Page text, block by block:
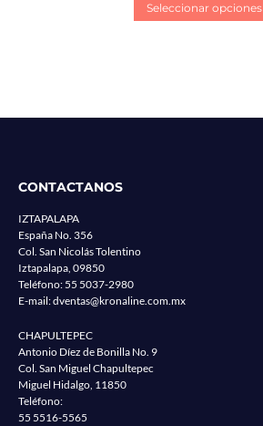
Seleccionar opciones
CONTACTANOS
IZTAPALAPA
España No. 356
Col. San Nicolás Tolentino
Iztapalapa, 09850
Teléfono:55 5037-2980
E-mail:dventas@kronaline.com.mx
CHAPULTEPEC
Antonio Díez de Bonilla No. 9
Col. San Miguel Chapultepec
Miguel Hidalgo, 11850
Teléfono:
55 5516-5565